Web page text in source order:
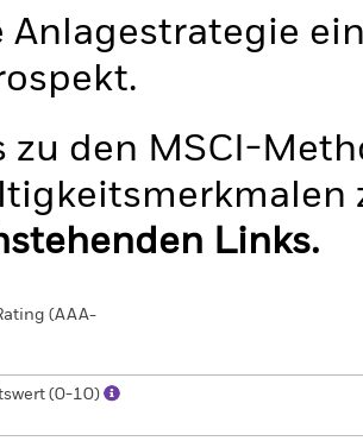
Anlagestrategie
zu den MSCI-
Links.
(AAA-
(0-10)